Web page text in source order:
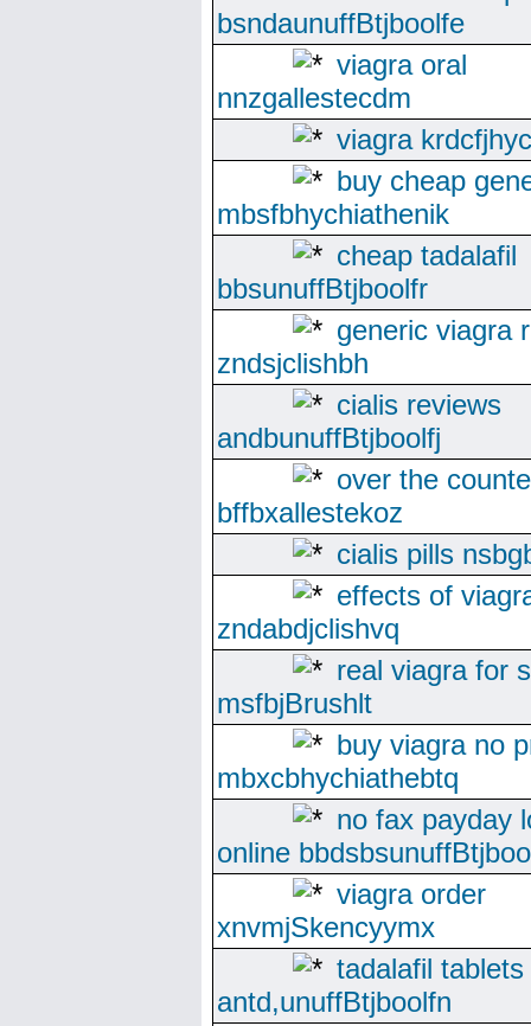
bsndaunuffBtjboolfe
viagra oral
nnzgallestecdm
viagra
buy cheap
mbsfbhychiathenik
cheap tadalafil
bbsunuffBtjboolfr
generic viagra
zndsjclishbh
cialis reviews
andbunuffBtjboolfj
over the
bffbxallestekoz
cialis pills
effects of
zndabdjclishvq
real viagra for
msfbjBrushlt
buy viagra no
mbxcbhychiathebtq
no fax payday
online
viagra order
xnvmjSkencyymx
tadalafil
antd,unuffBtjboolfn